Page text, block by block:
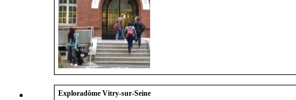
Exploradôme Vitry-sur-Seine